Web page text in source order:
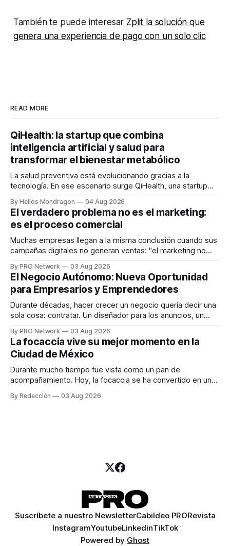
También te puede interesar Zplit la solución que
genera una experiencia de pago con un solo clic
READ MORE
QiHealth: la startup que combina
inteligencia artificial y salud para
transformar el bienestar metabólico
La salud preventiva está evolucionando gracias a la
tecnología. En ese escenario surge QiHealth, una startup
dispositivos inteligentes, inteligencia artificial y monitoreo
en tiempo real para ayudar a las personas a tomar mejores
decisiones sobre su salud metabólica. Su propuesta busca
responder
By Helios Mondragon 04 Aug 2026
El verdadero problema no es el marketing:
es el proceso comercial
Muchas empresas llegan a la misma conclusión cuando sus
campañas digitales no generan ventas: "el marketing no
INTERIUS, el problema suele estar en otro lugar. Durante
una entrevista para el podcast SER PRO, el especialista en
marketing digital explicó que
By PRO Network 03 Aug 2026
El Negocio Autónomo: Nueva Oportunidad
para Empresarios y Emprendedores
Durante décadas, hacer crecer un negocio quería decir una
sola cosa: contratar. Un diseñador para los anuncios, un
para los textos, alguien que supiera de publicidad digital
para encontrar prospectos, un vendedor para atender
llamadas y mensajes, y —con suerte— una persona
By PRO Network 03 Aug 2026
La focaccia vive su mejor momento en la
Ciudad de México
Durante mucho tiempo fue vista como un pan de
acompañamiento. Hoy, la focaccia se ha convertido en uno
artesanal, ingredientes de calidad y experiencias que
By Redacción 03 Aug 2026
Suscríbete a nuestro NewsletterCabildeo PRORevista
InstagramYoutubeLinkedinTikTok
Powered by Ghost